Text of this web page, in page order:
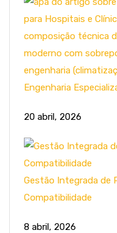
Engenharia
20 abril, 2026
Gestão Integrada de
Compatibilidade
8 abril, 2026